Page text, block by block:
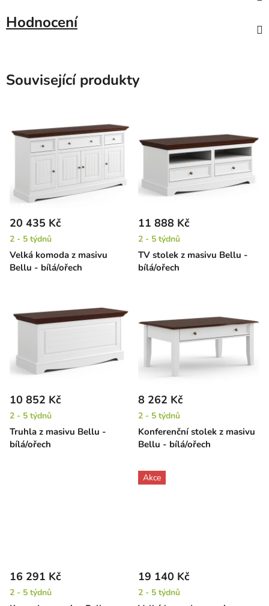
Hodnocení
Související produkty
Velká komoda z masivu
Bellu - bílá/ořech
20 435 Kč
2 - 5 týdnů
TV stolek z masivu Bellu -
bílá/ořech
11 888 Kč
2 - 5 týdnů
Truhla z masivu Bellu -
bílá/ořech
10 852 Kč
2 - 5 týdnů
Konferenční stolek z masivu
Bellu - bílá/ořech
8 262 Kč
2 - 5 týdnů
16 291 Kč
2 - 5 týdnů
Akce
19 140 Kč
2 - 5 týdnů